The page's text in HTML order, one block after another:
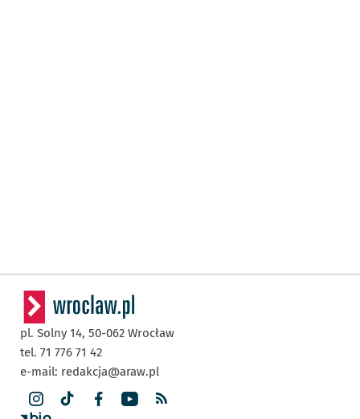
pl. Solny 14, 50-062 Wrocław
tel. 71 776 71 42
e-mail: redakcja@araw.pl